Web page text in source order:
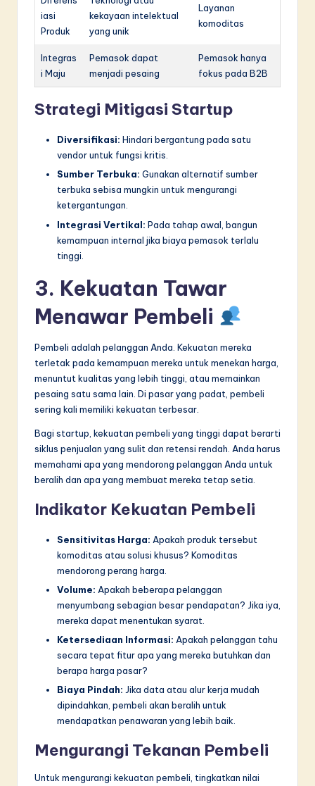
iasi
Produk
kekayaan intelektual
yang unik
Layanan
komoditas
Integras
i Maju
Pemasok dapat
menjadi pesaing
Pemasok hanya
fokus pada B2B
Strategi Mitigasi Startup
Diversifikasi: Hindari bergantung pada satu
vendor untuk fungsi kritis.
Sumber Terbuka: Gunakan alternatif sumber
terbuka sebisa mungkin untuk mengurangi
ketergantungan.
Integrasi Vertikal: Pada tahap awal, bangun
kemampuan internal jika biaya pemasok terlalu
tinggi.
3. Kekuatan Tawar
Menawar Pembeli
Pembeli adalah pelanggan Anda. Kekuatan mereka
terletak pada kemampuan mereka untuk menekan harga,
menuntut kualitas yang lebih tinggi, atau memainkan
pesaing satu sama lain. Di pasar yang padat, pembeli
sering kali memiliki kekuatan terbesar.
Bagi startup, kekuatan pembeli yang tinggi dapat berarti
siklus penjualan yang sulit dan retensi rendah. Anda harus
memahami apa yang mendorong pelanggan Anda untuk
beralih dan apa yang membuat mereka tetap setia.
Indikator Kekuatan Pembeli
Sensitivitas Harga: Apakah produk tersebut
komoditas atau solusi khusus? Komoditas
mendorong perang harga.
Volume: Apakah beberapa pelanggan
menyumbang sebagian besar pendapatan? Jika iya,
mereka dapat menentukan syarat.
Ketersediaan Informasi: Apakah pelanggan tahu
secara tepat fitur apa yang mereka butuhkan dan
berapa harga pasar?
Biaya Pindah: Jika data atau alur kerja mudah
dipindahkan, pembeli akan beralih untuk
mendapatkan penawaran yang lebih baik.
Mengurangi Tekanan Pembeli
Untuk mengurangi kekuatan pembeli, tingkatkan nilai